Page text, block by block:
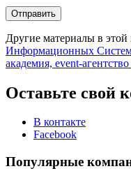
Другие материалы в этой
Информационных
академия, event-агентство
Оставьте свой
В контакте
Facebook
Популярные